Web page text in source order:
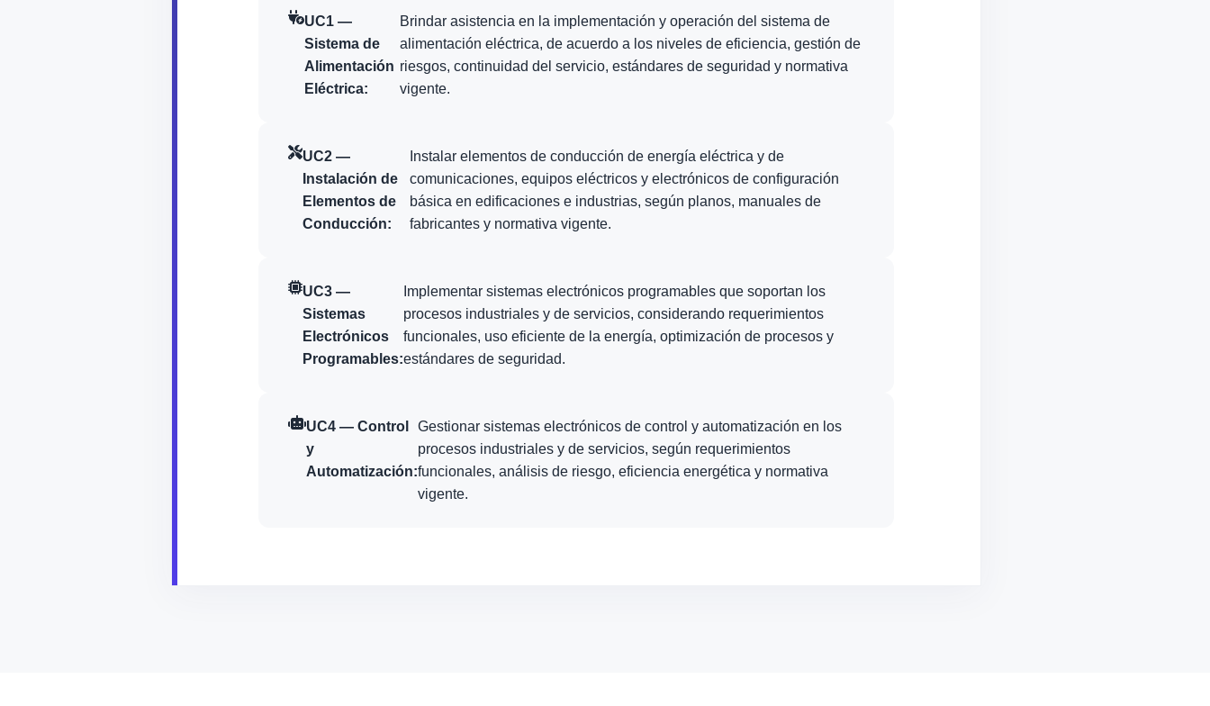
UC1 —
Sistema de
Alimentación
Eléctrica:
Brindar asistencia en la implementación y operación del sistema de
alimentación eléctrica, de acuerdo a los niveles de eficiencia, gestión de
riesgos, continuidad del servicio, estándares de seguridad y normativa
vigente.
UC2 —
Instalación de
Elementos de
Conducción:
Instalar elementos de conducción de energía eléctrica y de
comunicaciones, equipos eléctricos y electrónicos de configuración
básica en edificaciones e industrias, según planos, manuales de
fabricantes y normativa vigente.
UC3 —
Sistemas
Electrónicos
Programables:
Implementar sistemas electrónicos programables que soportan los
procesos industriales y de servicios, considerando requerimientos
funcionales, uso eficiente de la energía, optimización de procesos y
estándares de seguridad.
UC4 — Control
y
Automatización:
Gestionar sistemas electrónicos de control y automatización en los
procesos industriales y de servicios, según requerimientos
funcionales, análisis de riesgo, eficiencia energética y normativa
vigente.